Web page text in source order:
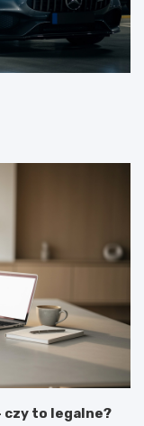
czy to legalne?